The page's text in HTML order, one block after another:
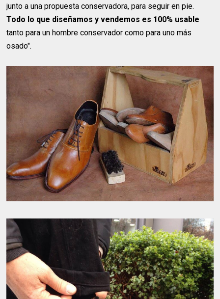
junto a una propuesta conservadora, para seguir en pie.
Todo lo que diseñamos y vendemos es 100% usable
tanto para un hombre conservador como para uno más
osado".